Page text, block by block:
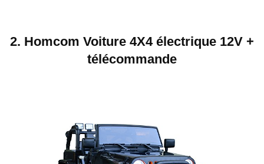
2. Homcom Voiture 4X4 électrique 12V +
télécommande